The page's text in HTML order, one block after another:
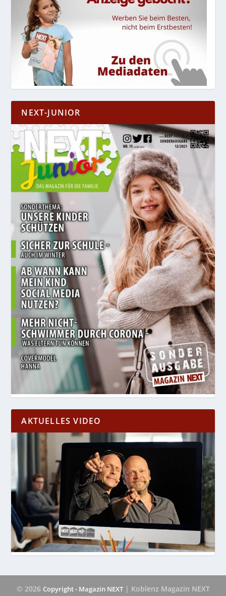
NEXT-JUNIOR
AKTUELLES VIDEO
© 2026 Copyright - Magazin NEXT| Koblenz Magazin NEXT